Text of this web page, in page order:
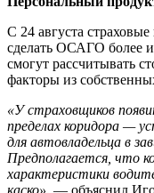
С 24 августа
сделать ОСАГО более
смогут рассчитывать
факторы из
«У страховщиков
пределах коридора —
для автовладельца в
Предполагается, что
характеристики
каско», — объяснил